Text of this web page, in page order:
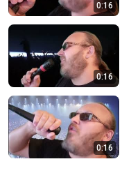
0:16
0:16
0:16